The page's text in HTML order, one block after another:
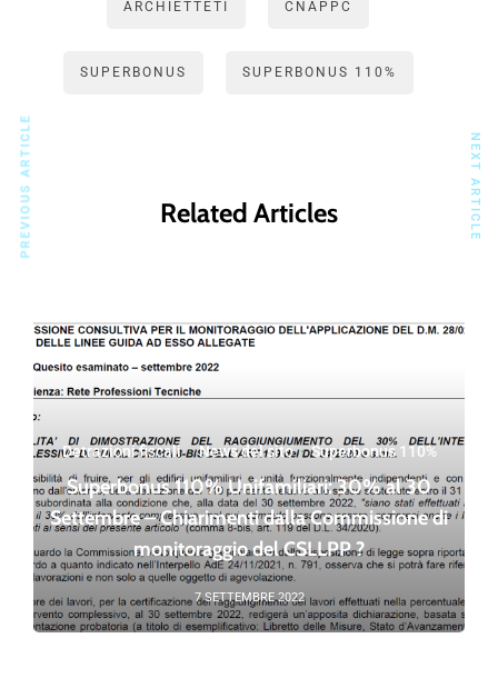
ARCHIETTETI CNAPPC
SUPERBONUS SUPERBONUS 110%
Related Articles
Detrazioni fiscali·News del sito·Superbonus 110%
Superbonus 110% Unifamiliari: 30% al 30
Settembre – Chiarimenti dalla Commissione di
monitoraggio del CSLLPP ?
7 SETTEMBRE 2022
PREVIOUS ARTICLE NEXT ARTICLE